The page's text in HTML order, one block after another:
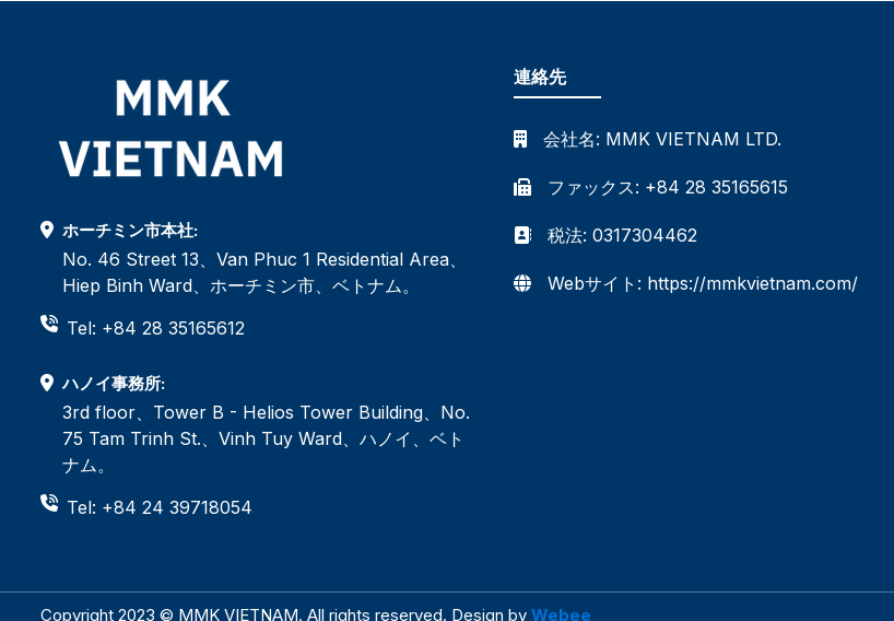
ホーチミン市本社:
No. 46 Street 13、Van Phuc 1 Residential Area、
Hiep Binh Ward、ホーチミン市、ベトナム。
Tel: +84 28 35165612
ハノイ事務所:
3rd floor、Tower B - Helios Tower Building、No.
75 Tam Trinh St.、Vinh Tuy Ward、ハノイ、ベト
ナム。
Tel: +84 24 39718054
連絡先
会社名: MMK VIETNAM LTD.
ファックス: +84 28 35165615
税法: 0317304462
Webサイト: https://mmkvietnam.com/
Copyright 2023 © MMK VIETNAM. All rights reserved. Design by Webee